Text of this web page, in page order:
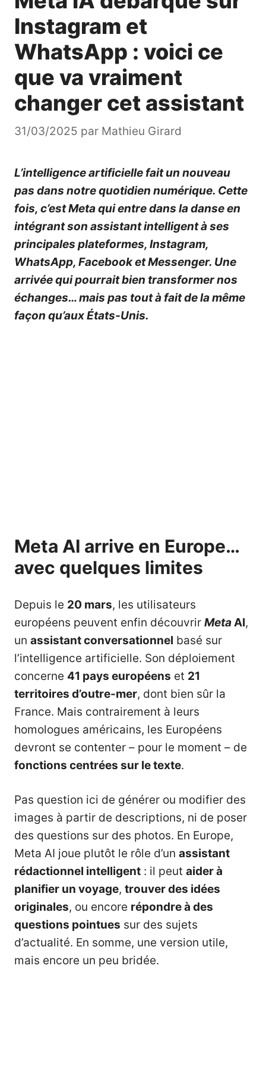
Instagram et
WhatsApp : voici ce
que va vraiment
changer cet assistant
31/03/2025 par Mathieu Girard
L’intelligence artificielle fait un nouveau
pas dans notre quotidien numérique. Cette
fois, c’est Meta qui entre dans la danse en
intégrant son assistant intelligent à ses
principales plateformes, Instagram,
WhatsApp, Facebook et Messenger. Une
arrivée qui pourrait bien transformer nos
échanges… mais pas tout à fait de la même
façon qu’aux États-Unis.
Meta AI arrive en Europe…
avec quelques limites
Depuis le 20 mars, les utilisateurs
européens peuvent enfin découvrir Meta AI,
un assistant conversationnel basé sur
l’intelligence artificielle. Son déploiement
concerne 41 pays européens et 21
territoires d’outre-mer, dont bien sûr la
France. Mais contrairement à leurs
homologues américains, les Européens
devront se contenter – pour le moment – de
fonctions centrées sur le texte.
Pas question ici de générer ou modifier des
images à partir de descriptions, ni de poser
des questions sur des photos. En Europe,
Meta AI joue plutôt le rôle d’un assistant
rédactionnel intelligent : il peut aider à
planifier un voyage, trouver des idées
originales, ou encore répondre à des
questions pointues sur des sujets
d’actualité. En somme, une version utile,
mais encore un peu bridée.